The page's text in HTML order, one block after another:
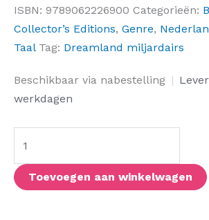
ISBN: 9789062226900 Categorieën:
Collector’s Editions, Genre,
Taal Tag: Dreamland miljardairs
Beschikbaar via nabestelling |
werkdagen
Dreamland
billionare-
(NL
Limited
Editions)
Toevoegen aan winkelwagen